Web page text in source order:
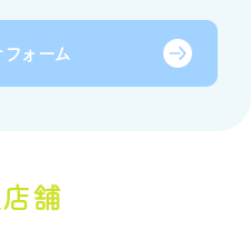
フォーム
舗